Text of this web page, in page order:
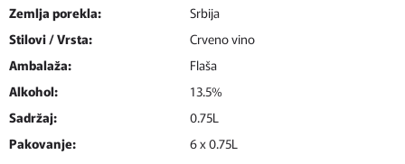
Zemlja porekla:
Srbija
Stilovi / Vrsta:
Crveno vino
Ambalaža:
Flaša
Alkohol:
13.5%
Sadržaj:
0.75L
Pakovanje:
6 x 0.75L